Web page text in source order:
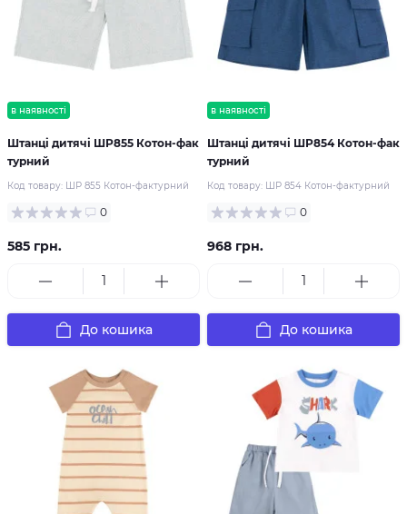
в наявності
Штанці дитячі ШР855 Котон-фак
турний
Код товару: ШР 855 Котон-фактурний
0
585 грн.
До кошика
в наявності
Штанці дитячі ШР854 Котон-фак
турний
Код товару: ШР 854 Котон-фактурний
0
968 грн.
До кошика